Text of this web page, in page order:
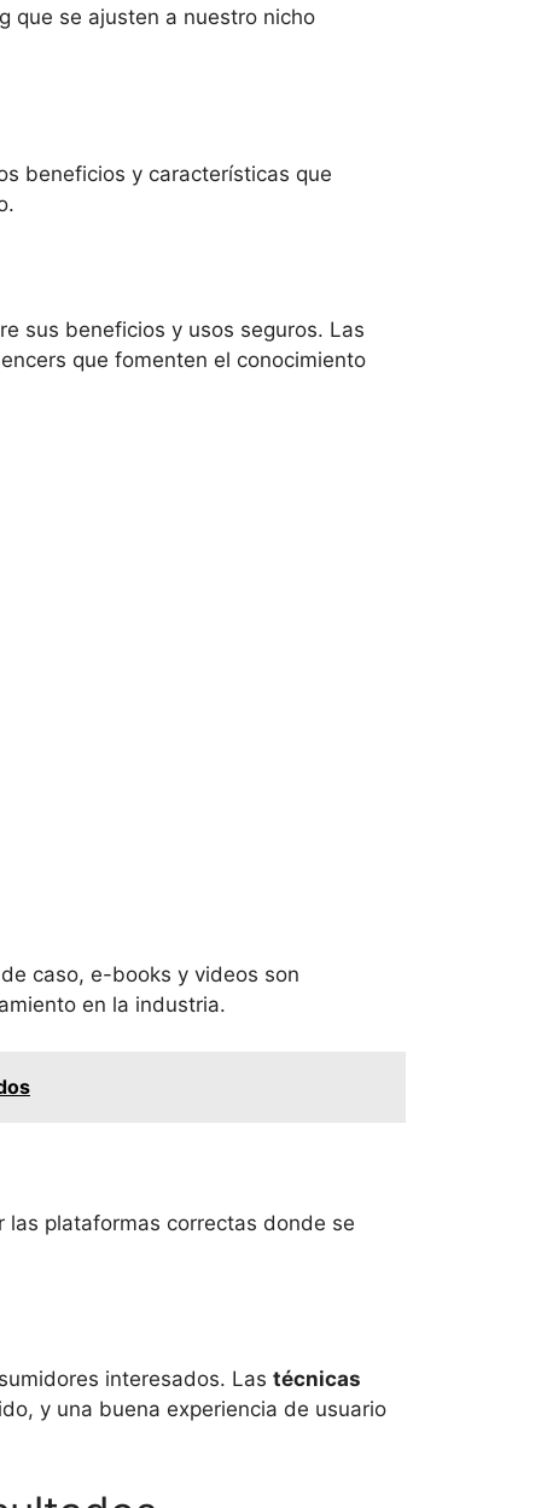
que se ajusten a nuestro nicho
beneficios y características que
sus beneficios y usos seguros. Las
que fomenten el conocimiento
caso, e-books y videos son
en la industria.
plataformas correctas donde se
interesados. Las técnicas
y una buena experiencia de usuario